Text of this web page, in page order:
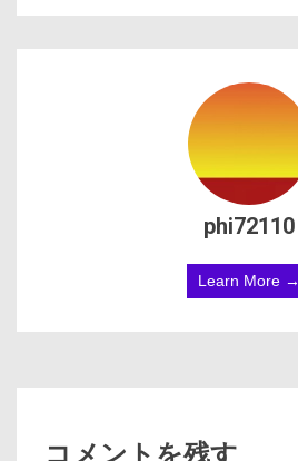
phi72110
Learn More →
コメントを残す